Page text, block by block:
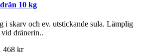
10 kg
i skarv och ev. utstickande sula. Lämplig
dränerin..
468 kr